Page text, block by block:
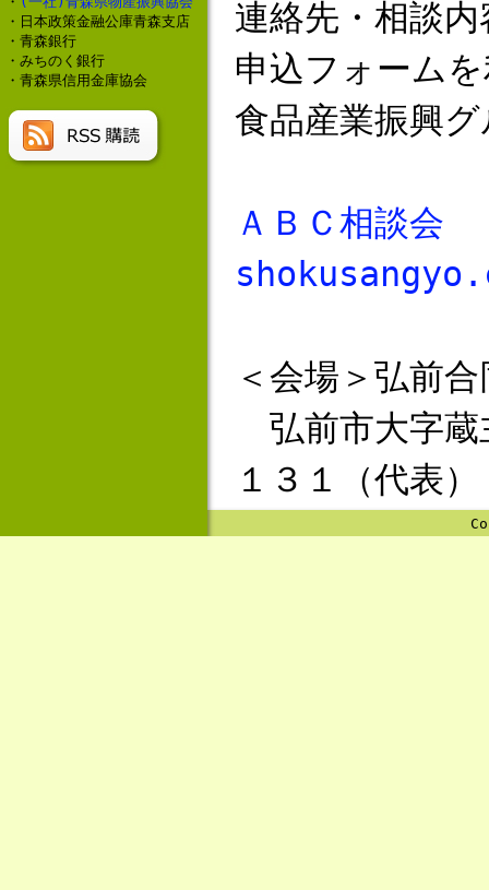
・日本政策金融公庫青森支店
・青森銀行
・みちのく銀行
・青森県信用金庫協会
連絡先・相談
申込フォーム
食品産業振興
ＡＢＣ相
＜会場＞弘前
弘前市大字
１３１（代表）